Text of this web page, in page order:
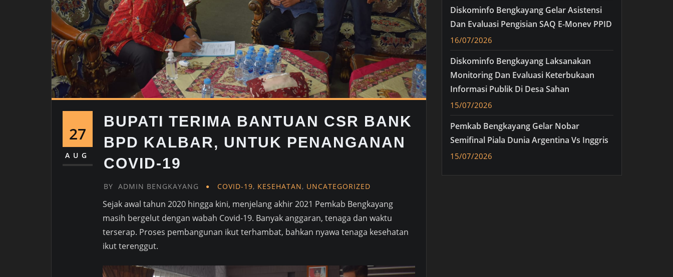
27
AUG
BUPATI TERIMA BANTUAN CSR BANK
BPD KALBAR, UNTUK PENANGANAN
COVID-19
BY ADMIN BENGKAYANG COVID-19, KESEHATAN, UNCATEGORIZED
Sejak awal tahun 2020 hingga kini, menjelang akhir 2021 Pemkab Bengkayang
masih bergelut dengan wabah Covid-19. Banyak anggaran, tenaga dan waktu
terserap. Proses pembangunan ikut terhambat, bahkan nyawa tenaga kesehatan
ikut terenggut.
Diskominfo Bengkayang Gelar Asistensi
Dan Evaluasi Pengisian SAQ E-Monev PPID
16/07/2026
Diskominfo Bengkayang Laksanakan
Monitoring Dan Evaluasi Keterbukaan
Informasi Publik Di Desa Sahan
15/07/2026
Pemkab Bengkayang Gelar Nobar
Semifinal Piala Dunia Argentina Vs Inggris
15/07/2026